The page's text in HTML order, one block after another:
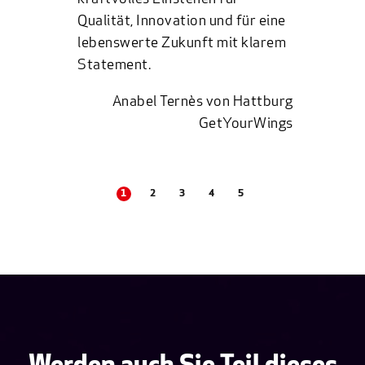
Qualität, Innovation und für eine
lebenswerte Zukunft mit klarem
Statement.
Anabel Ternès von Hattburg
GetYourWings
1 2 3 4 5